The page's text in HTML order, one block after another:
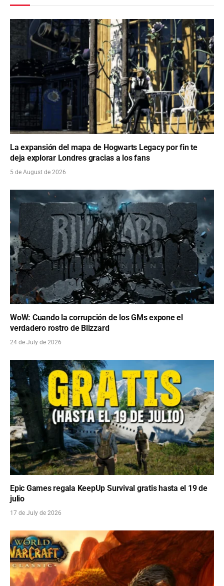
La expansión del mapa de Hogwarts Legacy por fin te
deja explorar Londres gracias a los fans
5 de August de 2026
WoW: Cuando la corrupción de los GMs expone el
verdadero rostro de Blizzard
24 de July de 2026
Epic Games regala KeepUp Survival gratis hasta el 19 de
julio
17 de July de 2026